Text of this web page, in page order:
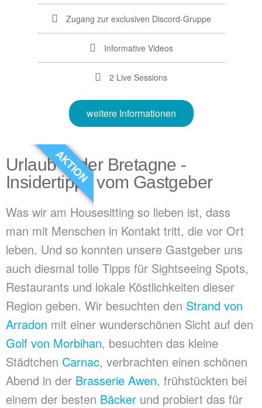
Zugang zur exclusiven Discord-Gruppe
Informative Videos
2 Live Sessions
weitere Informationen
AKTION
Urlaub in der Bretagne -
Insidertipps vom Gastgeber
Was wir am Housesitting so lieben ist, dass
man mit Menschen in Kontakt tritt, die vor Ort
leben. Und so konnten unsere Gastgeber uns
auch diesmal tolle Tipps für Sightseeing Spots,
Restaurants und lokale Köstlichkeiten dieser
Region geben. Wir besuchten den Strand von
Arradon mit einer wunderschönen Sicht auf den
Golf von Morbihan, besuchten das kleine
Städtchen Carnac, verbrachten einen schönen
Abend in der Brasserie Awen, frühstückten bei
einem der besten Bäcker und probiert das für